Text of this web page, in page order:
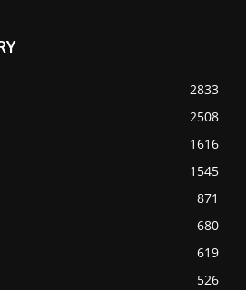
2833
2508
1616
1545
871
680
619
526